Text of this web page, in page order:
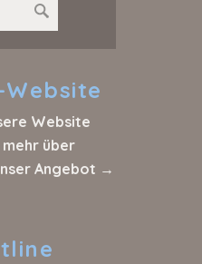
Website
über
Angebot →